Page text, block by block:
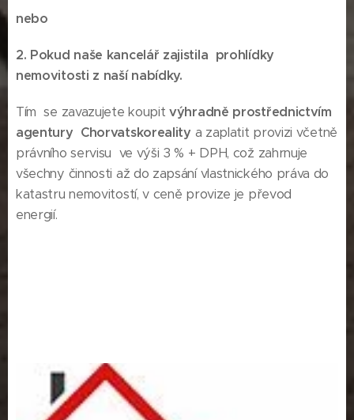
nebo
2. Pokud naše kancelář zajistila prohlídky
nemovitosti z naší nabídky.
Tím se zavazujete koupit výhradně prostřednictvím
agentury Chorvatskoreality a zaplatit provizi včetně
právního servisu ve výši 3 % + DPH, což zahrnuje
všechny činnosti až do zapsání vlastnického práva do
katastru nemovitostí, v ceně provize je převod
energií.